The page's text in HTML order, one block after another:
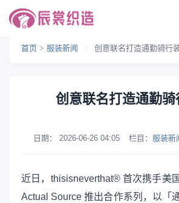
首页 > 服装新闻 > 创意联名打造通勤骑行
创意联名打造通勤骑
日期： 2026-06-26 04:05 栏目： 服装新
近日，thisisneverthat® 首次携手美
Actual Source 推出合作系列，以「